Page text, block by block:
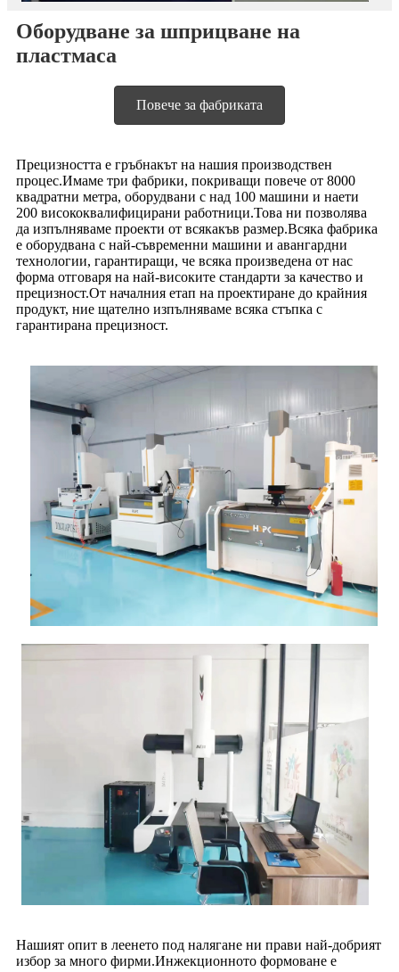
Оборудване за шприцване на
пластмаса
Повече за фабриката
Прецизността е гръбнакът на нашия производствен
процес.Имаме три фабрики, покриващи повече от 8000
квадратни метра, оборудвани с над 100 машини и наети
200 висококвалифицирани работници.Това ни позволява
да изпълняваме проекти от всякакъв размер.Всяка фабрика
е оборудвана с най-съвременни машини и авангардни
технологии, гарантиращи, че всяка произведена от нас
форма отговаря на най-високите стандарти за качество и
прецизност.От началния етап на проектиране до крайния
продукт, ние щателно изпълняваме всяка стъпка с
гарантирана прецизност.
Нашият опит в леенето под налягане ни прави най-добрият
избор за много фирми.Инжекционното формоване е